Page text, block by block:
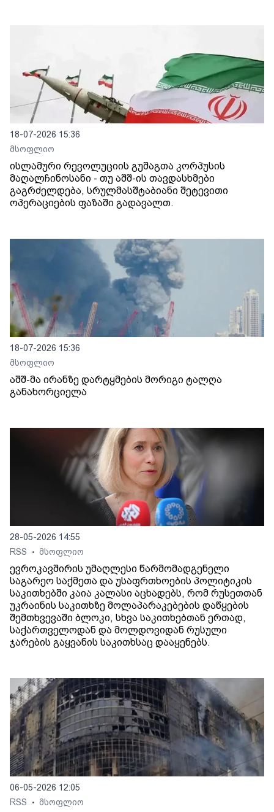
18-07-2026 15:36
მსოფლიო
ისლამური რევოლუციის გუშაგთა კორპუსის
მაღალჩინოსანი - თუ აშშ-ის თავდასხმები
გაგრძელდება, სრულმასშტაბიანი შეტევითი
ოპერაციების ფაზაში გადავალთ.
18-07-2026 15:36
მსოფლიო
აშშ-მა ირანზე დარტყმების მორიგი ტალღა
განახორციელა
28-05-2026 14:55
RSS
• მსოფლიო
ევროკავშირის უმაღლესი წარმომადგენელი
საგარეო საქმეთა და უსაფრთხოების პოლიტიკის
საკითხებში კაია კალასი აცხადებს, რომ რუსეთთან
უკრაინის საკითხზე მოლაპარაკებების დაწყების
შემთხვევაში ბლოკი, სხვა საკითხებთან ერთად,
საქართველოდან და მოლდოვიდან რუსული
ჯარების გაყვანის საკითხსაც დააყენებს.
06-05-2026 12:05
RSS
• მსოფლიო